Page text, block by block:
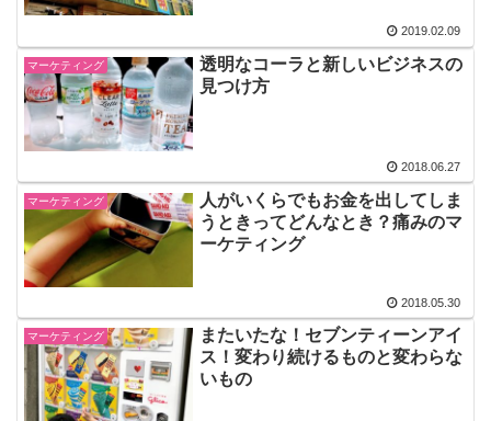
2019.02.09
マーケティング
透明なコーラと新しいビジネスの
見つけ方
2018.06.27
マーケティング
人がいくらでもお金を出してしま
うときってどんなとき？痛みのマ
ーケティング
2018.05.30
マーケティング
またいたな！セブンティーンアイ
ス！変わり続けるものと変わらな
いもの